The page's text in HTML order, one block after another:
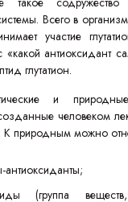
Всего в
участие
«какой антиоксидант
глутатион.
и
человеком
К природным можно
антиоксиданты;
(группа веществ,